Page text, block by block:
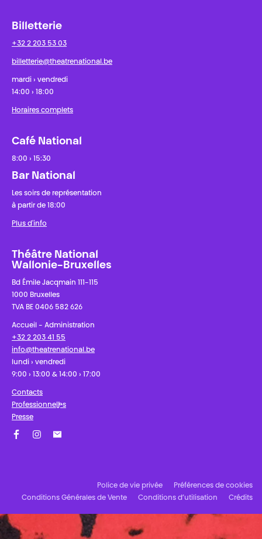
Billetterie
+32 2 203 53 03
billetterie@theatrenational.be
mardi › vendredi
14:00 › 18:00
Horaires complets
Café National
8:00 › 15:30
Bar National
Les soirs de représentation
à partir de 18:00
Plus d'info
Théâtre National
Wallonie-Bruxelles
Bd Émile Jacqmain 111-115
1000 Bruxelles
TVA BE 0406 582 626
Accueil - Administration
+32 2 203 41 55
info@theatrenational.be
lundi › vendredi
9:00 › 13:00 & 14:00 › 17:00
Contacts
Professionnel·les
Presse
Police de vie privée
Préférences de cookies
Conditions Générales de Vente
Conditions d’utilisation Crédits